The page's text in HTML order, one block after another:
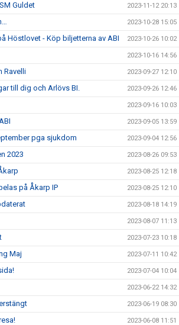
Guldet 2023-11-12 20:13
2023-10-28 15:05
Höstlovet - Köp biljetterna av ABI 2023-10-26 10:02
2023-10-16 14:56
Ravelli 2023-09-27 12:10
till dig och Arlövs BI. 2023-09-26 12:46
2023-09-16 10:03
2023-09-05 13:59
pga sjukdom 2023-09-04 12:56
2023 2023-08-26 09:53
2023-08-25 12:18
på Åkarp IP 2023-08-25 12:10
2023-08-18 14:19
2023-08-07 11:13
2023-07-23 10:18
Maj 2023-07-11 10:42
2023-07-04 10:04
2023-06-22 14:32
2023-06-19 08:30
2023-06-08 11:51